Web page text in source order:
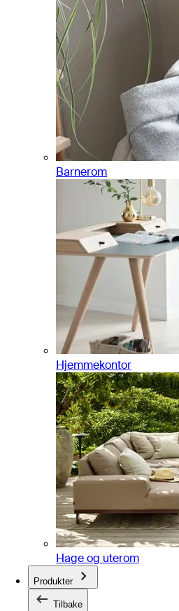
Barnerom
Hjemmekontor
Hage og uterom
Produkter
Tilbake